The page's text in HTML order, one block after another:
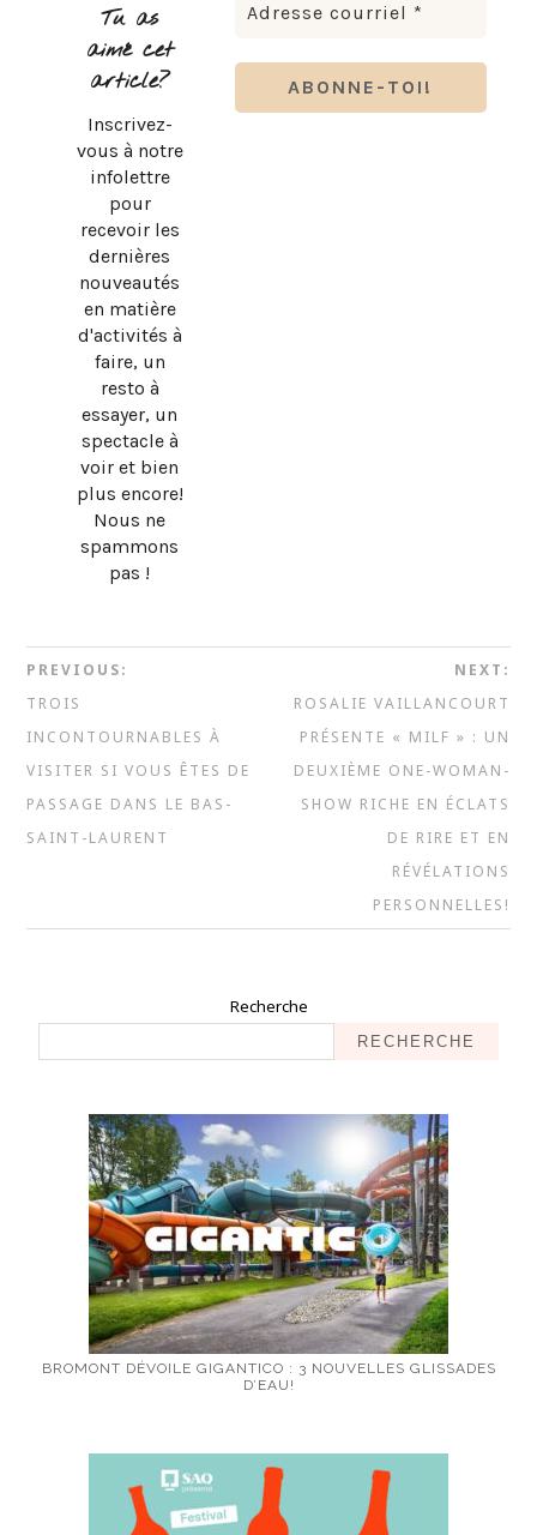
Tu as
aimé cet
article?
Inscrivez-
vous à notre
infolettre
pour
recevoir les
dernières
nouveautés
en matière
d'activités à
faire, un
resto à
essayer, un
spectacle à
voir et bien
plus encore!
Nous ne
spammons
pas !
PREVIOUS:
TROIS
INCONTOURNABLES À
VISITER SI VOUS ÊTES DE
PASSAGE DANS LE BAS-
SAINT-LAURENT
NEXT:
ROSALIE VAILLANCOURT
PRÉSENTE « MILF » : UN
DEUXIÈME ONE-WOMAN-
SHOW RICHE EN ÉCLATS
DE RIRE ET EN
RÉVÉLATIONS
PERSONNELLES!
Recherche
RECHERCHE
BROMONT DÉVOILE GIGANTICO : 3 NOUVELLES GLISSADES
D’EAU!